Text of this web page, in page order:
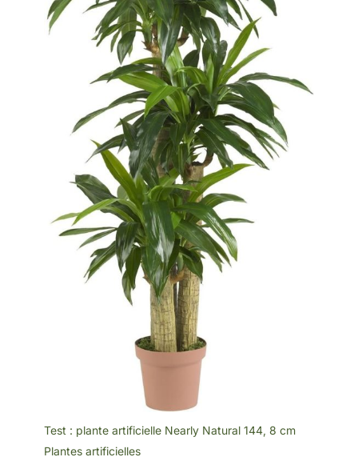
Test : plante artificielle Nearly Natural 144, 8 cm
Plantes artificielles